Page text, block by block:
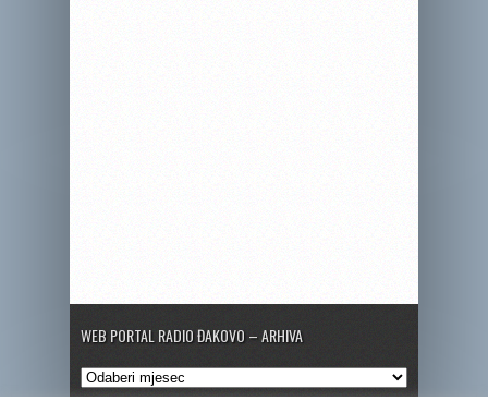
WEB PORTAL RADIO ĐAKOVO – ARHIVA
Web
portal